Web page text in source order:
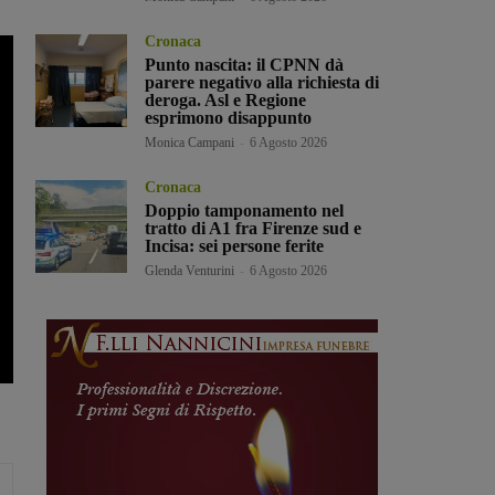
Cronaca
Punto nascita: il CPNN dà
parere negativo alla richiesta di
deroga. Asl e Regione
esprimono disappunto
Monica Campani 6 Agosto 2026
Cronaca
Doppio tamponamento nel
tratto di A1 fra Firenze sud e
Incisa: sei persone ferite
Glenda Venturini 6 Agosto 2026